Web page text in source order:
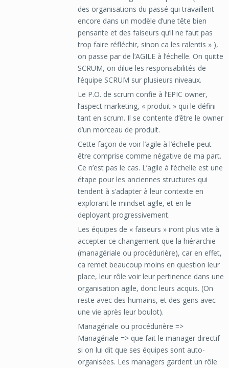
des organisations du passé qui travaillent
encore dans un modèle d’une tête bien
pensante et des faiseurs qu’il ne faut pas
trop faire réfléchir, sinon ca les ralentis » ),
on passe par de l’AGILE à l’échelle. On quitte
SCRUM, on dilue les responsabilités de
l’équipe SCRUM sur plusieurs niveaux.
Le P.O. de scrum confie à l’EPIC owner,
l’aspect marketing, « produit » qui le défini
tant en scrum. Il se contente d’être le owner
d’un morceau de produit.
Cette façon de voir l’agile à l’échelle peut
être comprise comme négative de ma part.
Ce n’est pas le cas. L’agile à l’échelle est une
étape pour les anciennes structures qui
tendent à s’adapter à leur contexte en
explorant le mindset ag!le, et en le
deployant progressivement.
Les équipes de « faiseurs » iront plus vite à
accepter ce changement que la hiérarchie
(managériale ou procédurière), car en effet,
ca remet beaucoup moins en question leur
place, leur rôle voir leur pertinence dans une
organisation agile, donc leurs acquis. (On
reste avec des humains, et des gens avec
une vie après leur boulot).
Managériale ou procédurière =>
Managériale => que fait le manager directif
si on lui dit que ses équipes sont auto-
organisées. Les managers gardent un rôle